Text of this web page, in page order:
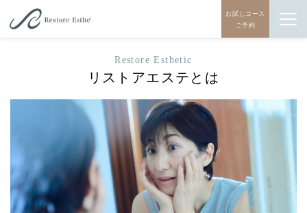
お試しコース
ご予約
Restore Esthetic
リストアエステとは